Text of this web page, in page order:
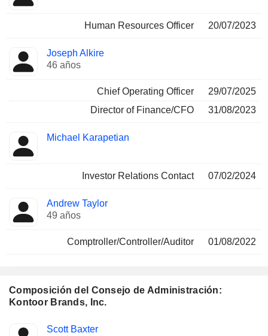
Human Resources Officer 20/07/2023
Joseph Alkire
46 años
Chief Operating Officer
29/07/2025
Director of Finance/CFO
31/08/2023
Michael Karapetian
Investor Relations Contact 07/02/2024
Andrew Taylor
49 años
Comptroller/Controller/Auditor 01/08/2022
Composición del Consejo de Administración:
Kontoor Brands, Inc.
Administrador Comités
Scott Baxter